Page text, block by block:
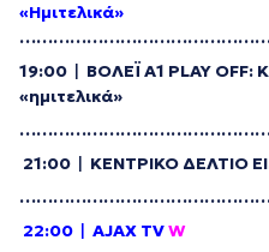
«Ημιτελικά»
19:00 | ΒΟΛΕΪΑ1 PLAY OFF:
«ημιτελικά»
21:00 | ΚΕΝΤΡΙΚΟ ΔΕΛΤΙΟ
22:00 | AJAX TVW